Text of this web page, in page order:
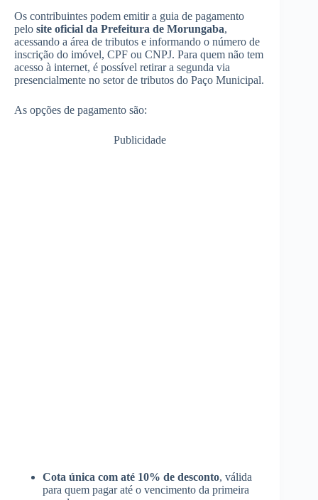
Os contribuintes podem emitir a guia de pagamento
pelo site oficial da Prefeitura de Morungaba,
acessando a área de tributos e informando o número de
inscrição do imóvel, CPF ou CNPJ. Para quem não tem
acesso à internet, é possível retirar a segunda via
presencialmente no setor de tributos do Paço Municipal.
As opções de pagamento são:
Publicidade
Cota única com até 10% de desconto, válida
para quem pagar até o vencimento da primeira